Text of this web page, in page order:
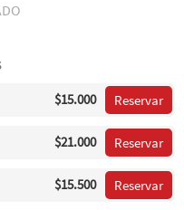
$15.000 Reservar
$21.000 Reservar
$15.500 Reservar